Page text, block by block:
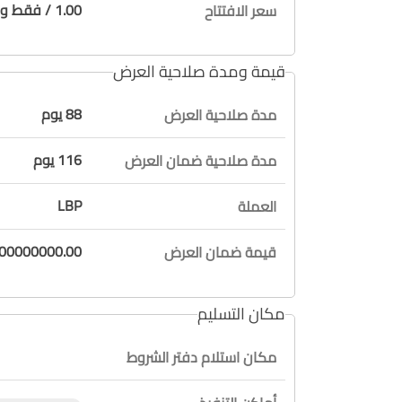
سعر الافتتاح 1.00 / فقط واحد دولار لا غير
قيمة ومدة صلاحية العرض
مدة صلاحية العرض
88 يوم
مدة صلاحية ضمان العرض
116 يوم
العملة
LBP
قيمة ضمان العرض
100000000.00 / فقط مائة مليون
مكان التسليم
مكان استلام دفتر الشروط